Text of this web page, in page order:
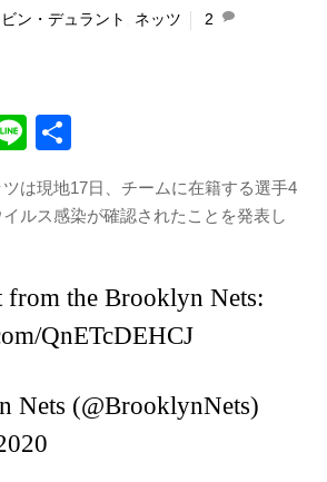
ン・デュラント ネッツ 2
Li
e
は現地17日、チームに在籍する選手4
ルス感染が確認されたことを発表し
from the Brooklyn Nets:
QnETcDEHCJ
(@BrooklynNets)